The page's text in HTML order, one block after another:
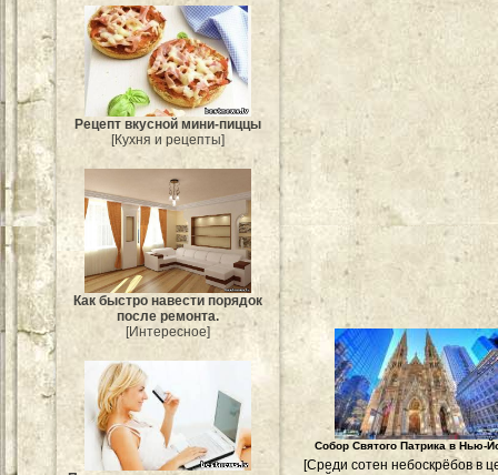
Рецепт вкусной мини-пиццы
[Кухня и рецепты]
Как быстро навести порядок
после ремонта.
[Интересное]
Собор Святого Патрика в Нью-
[Среди сотен небоскрёбов в